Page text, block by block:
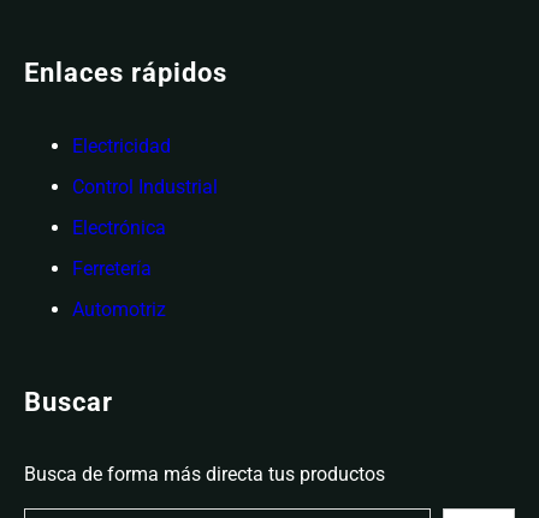
Enlaces rápidos
Electricidad
Control Industrial
Electrónica
Ferretería
Automotriz
Buscar
Busca de forma más directa tus productos